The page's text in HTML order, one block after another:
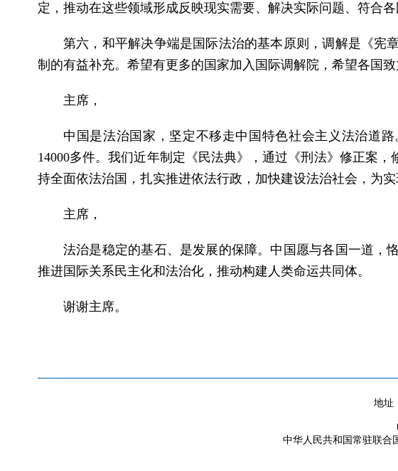
定，推动在这些领域形成反映现实需要、解决实际问题、符合
第六，和平解决争端是国际法治的基本原则，调解是《宪
制的有益补充。希望有更多的国家加入国际调解院，希望各国
主席，
中国是法治国家，坚定不移走中国特色社会主义法治道
14000多件。我们近年制定《民法典》，通过《刑法》修正案
持全面依法治国，扎实推进依法行政，加快建设法治社会，为
主席，
法治是稳定的基石、是发展的保障。中国愿与各国一道，
推进国际关系民主化和法治化，推动构建人类命运共同体。
谢谢主席。
地址
中华人民共和国常驻联合